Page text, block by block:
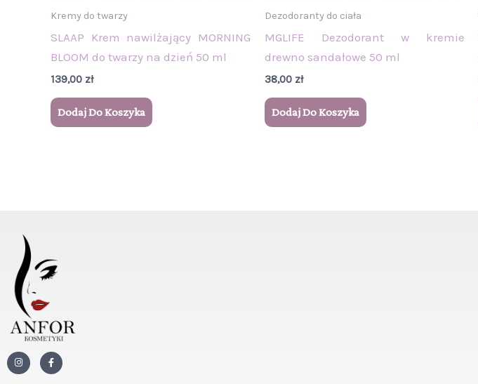
Kremy do twarzy
SLAAP Krem nawilżający MORNING
BLOOM do twarzy na dzień 50 ml
139,00 zł
Dodaj Do Koszyka
Dezodoranty do ciała
MGLIFE Dezodorant w kremie
drewno sandałowe 50 ml
38,00 zł
Dodaj Do Koszyka
I
n
s
F
a
c